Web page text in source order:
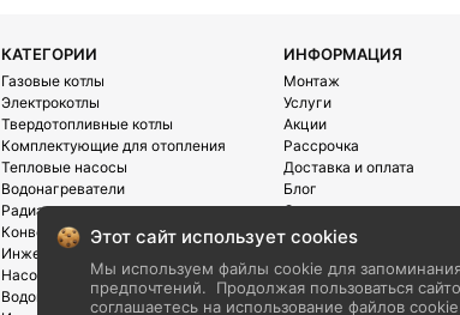
КАТЕГОРИИ
Газовые котлы
Электрокотлы
Твердотопливные котлы
Комплектующие для отопления
Тепловые насосы
Водонагреватели
Радиаторы
Конвектора
Инженерная сантехника
Насосы
Водоподготовка
ИНФОРМАЦИЯ
Монтаж
Услуги
Акции
Рассрочка
Доставка и оплата
Блог
О компании
Контакты
Этот сайт использует cookies
Мы используем файлы cookie для
предпочтений.
Продолжая пользоваться
соглашаетесь на использование файлов cookie